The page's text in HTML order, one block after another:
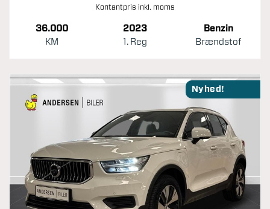
Kontantpris inkl. moms
36.000
KM
2023
1. Reg
Benzin
Brændstof
Nyhed!